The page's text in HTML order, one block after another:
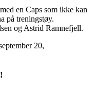
en Caps som ikke kan
på treningstøy.
og Astrid Ramnefjell.
20,